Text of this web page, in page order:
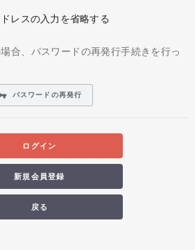
レスの入力を省略する
合、パスワードの再発行手続きを行っ
パスワードの再発行
ログイン
新規会員登録
戻る